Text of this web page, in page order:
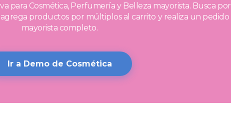
para Cosmética, Perfumería y Belleza mayorista. Busca por
agrega productos por múltiplos al carrito y realiza un pedido
mayorista completo.
Ir a Demo de Cosmética